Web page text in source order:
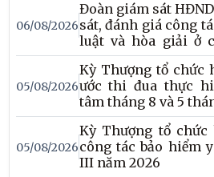
tác tuyên truyền, phổ biến giáo dục
sở năm 2025.
06/08/2026
Đoàn giám sát
sát, đánh giá công
luật và hòa giải ở
Môn
05/08/2026
Kỳ Thượng tổ chức
ước thi đua thực
tâm tháng 8 và 5
05/08/2026
Kỳ Thượng tổ
công tác bảo hiểm
III năm 2026